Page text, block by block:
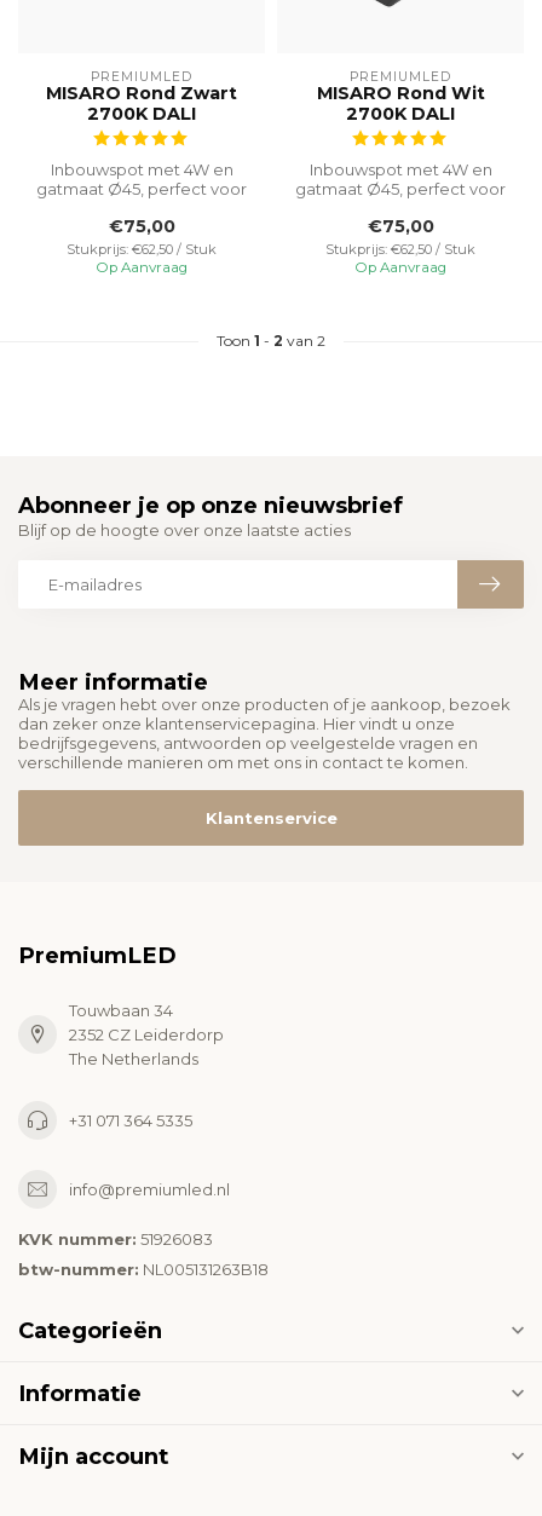
PREMIUMLED
MISARO Rond Zwart
2700K DALI
Inbouwspot met 4W en
gatmaat Ø45, perfect voor
zijn co...
€75,00
Stukprijs: €62,50 / Stuk
Op Aanvraag
PREMIUMLED
MISARO Rond Wit
2700K DALI
Inbouwspot met 4W en
gatmaat Ø45, perfect voor
zijn co...
€75,00
Stukprijs: €62,50 / Stuk
Op Aanvraag
Toon 1 - 2 van 2
Meer informatie
Als je vragen hebt over onze producten of je aankoop, bezoek
dan zeker onze klantenservicepagina. Hier vindt u onze
bedrijfsgegevens, antwoorden op veelgestelde vragen en
verschillende manieren om met ons in contact te komen.
Klantenservice
Abonneer je op onze nieuwsbrief
Blijf op de hoogte over onze laatste acties
PremiumLED
Touwbaan 34
2352 CZ Leiderdorp
The Netherlands
+31 071 364 5335
info@premiumled.nl
KVK nummer: 51926083
btw-nummer: NL005131263B18
Categorieën
Informatie
Mijn account